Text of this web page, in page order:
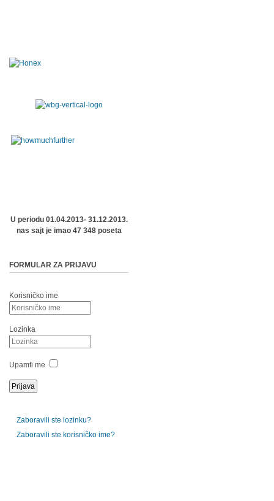
U periodu 01.04.2013- 31.12.2013.
nas sajt je imao 47 348 poseta
FORMULAR ZA PRIJAVU
Korisničko ime
Lozinka
Upamti me
Zaboravili ste lozinku?
Zaboravili ste korisničko ime?